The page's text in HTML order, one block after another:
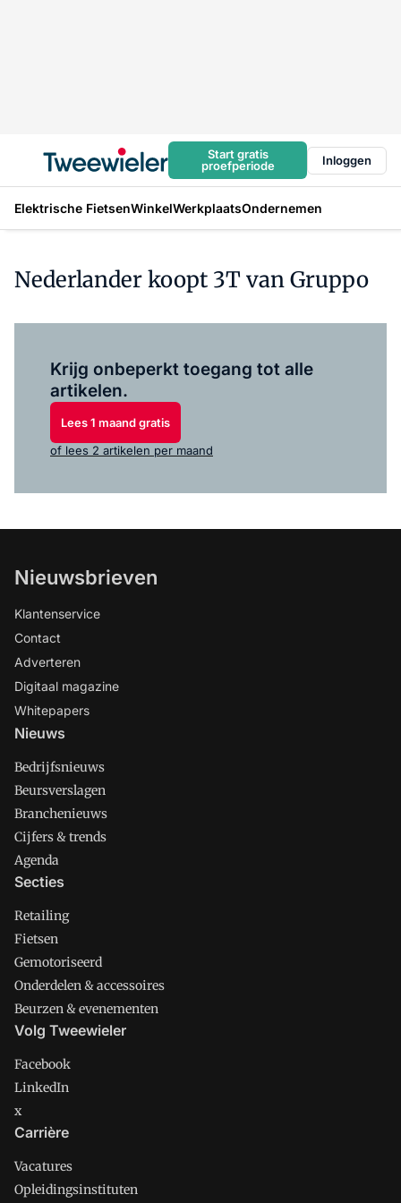
Start gratis
proefperiode
Inloggen
Elektrische FietsenWinkelWerkplaatsOndernemen
Nederlander koopt 3T van Gruppo
Krijg onbeperkt toegang tot alle
artikelen.
Lees 1 maand gratis
of lees 2 artikelen per maand
Nieuwsbrieven
Klantenservice
Contact
Adverteren
Digitaal magazine
Whitepapers
Nieuws
Bedrijfsnieuws
Beursverslagen
Branchenieuws
Cijfers & trends
Agenda
Secties
Retailing
Fietsen
Gemotoriseerd
Onderdelen & accessoires
Beurzen & evenementen
Volg Tweewieler
Facebook
LinkedIn
x
Carrière
Vacatures
Opleidingsinstituten